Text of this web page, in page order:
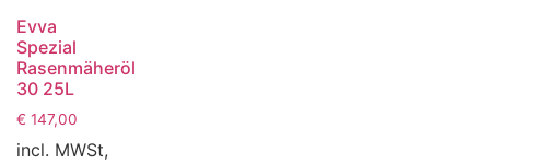
Evva
Spezial
Rasenmäheröl
30 25L
€ 147,00
incl. MWSt,